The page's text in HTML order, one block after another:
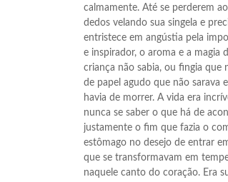
calmamente. Até se perderem
dedos velando sua singela e
entristece em angústia pela
e inspirador, o aroma e a magia
criança não sabia, ou fingia que
de papel agudo que não sarava
havia de morrer. A vida era
nunca se saber o que há de
justamente o fim que fazia o
estômago no desejo de entrar
que se transformavam em
naquele canto do coração. Era